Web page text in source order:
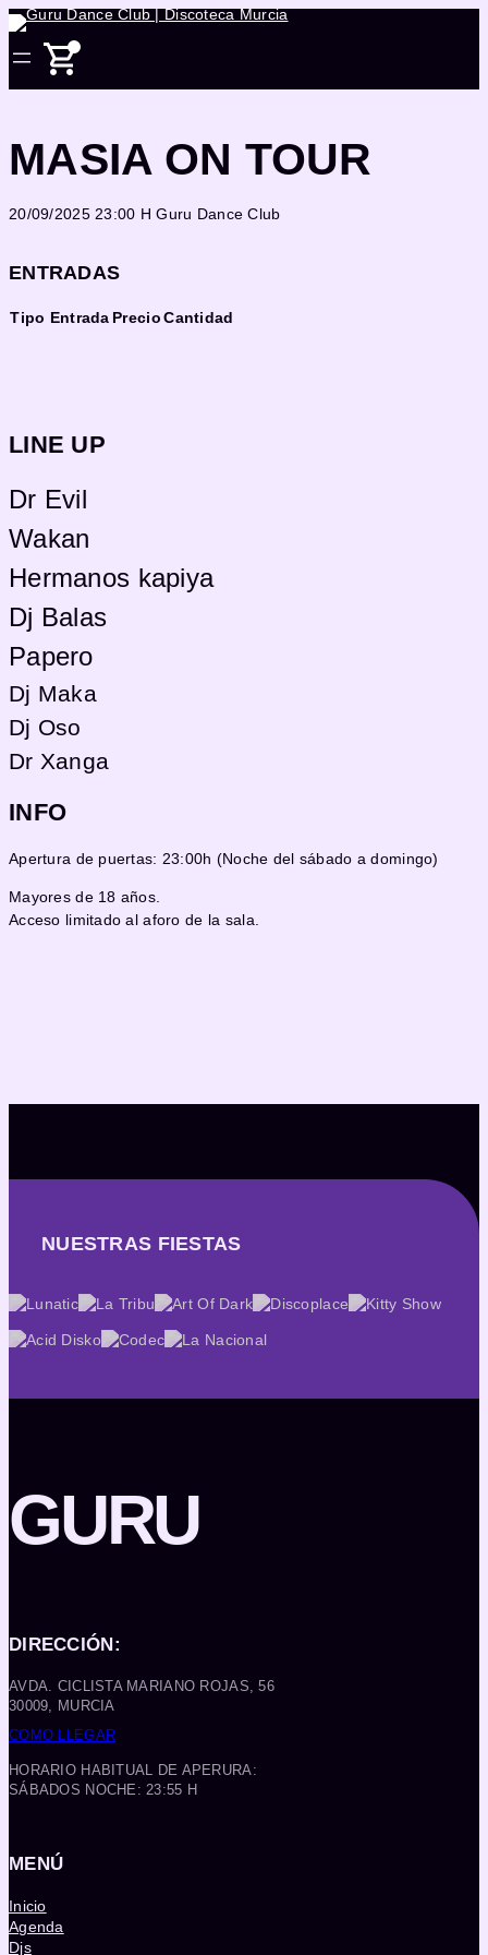
Saltar
contenido
MASIA ON TOUR
20/09/2025 23:00 H Guru Dance Club
ENTRADAS
Tipo Entrada Precio Cantidad
LINE UP
Dr Evil
Wakan
Hermanos kapiya
Dj Balas
Papero
Dj Maka
Dj Oso
Dr Xanga
INFO
Apertura de puertas: 23:00h (Noche del sábado a domingo)
Mayores de 18 años.
Acceso limitado al aforo de la sala.
NUESTRAS FIESTAS
GURU
DIRECCIÓN:
AVDA. CICLISTA MARIANO ROJAS, 56
30009, MURCIA
COMO LLEGAR
HORARIO HABITUAL DE APERURA:
SÁBADOS NOCHE: 23:55 H
MENÚ
Inicio
Agenda
Djs